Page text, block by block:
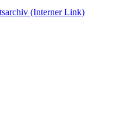
(Interner Link)